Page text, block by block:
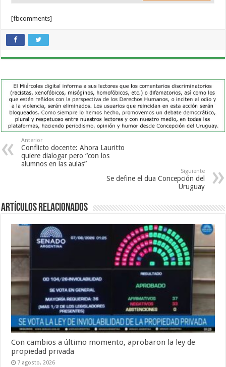
[fbcomments]
Anterior
Conflicto docente: Ahora Lauritto
quiere dialogar pero “con los
alumnos en las aulas”
Siguiente
Se define el dua Concepción del
Uruguay
Artículos Relacionados
Con cambios a último momento, aprobaron la ley de
propiedad privada
7 agosto, 2026